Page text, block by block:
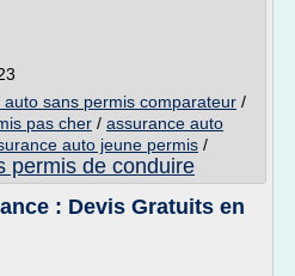
auto sans permis comparateur /
pas cher / assurance auto
auto jeune permis /
permis de conduire
: Devis Gratuits en